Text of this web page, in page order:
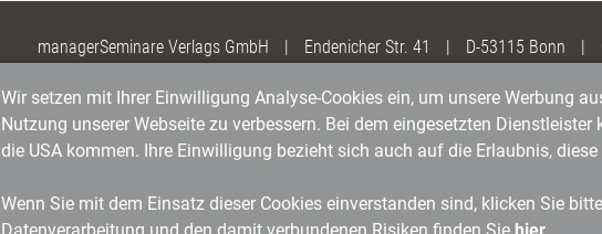
managerSeminare Verlags GmbH | Endenicher Str. 41 | D-53115 Bonn |
Wir setzen mit Ihrer Einwilligung Analyse-Cookies ein, um unsere Werbung
Nutzung unserer Webseite zu verbessern. Bei dem eingesetzten
die USA kommen. Ihre Einwilligung bezieht sich auch auf die Erlaubnis,
Wenn Sie mit dem Einsatz dieser Cookies einverstanden sind, klicken Sie